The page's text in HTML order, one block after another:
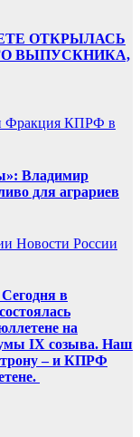
ОТКРЫЛАСЬ
ВЫПУСКНИКА,
Фракция КПРФ в
Владимир
для аграриев
Новости России
в
на
IX созыва. Наш
– и КПРФ